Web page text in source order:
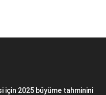
için 2025 büyüme tahminini